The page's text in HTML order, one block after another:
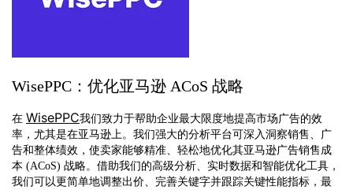
WisePPC：优化亚马逊 ACoS 战略
在 WisePPC我们致力于帮助企业最大限度地提高市场广告的效
率，尤其是在亚马逊上。我们强大的分析平台可深入洞察销售、广
告和整体绩效，使卖家能够精准、轻松地优化其亚马逊广告销售成
本 (ACoS) 战略。借助我们的高级分析、实时数据和智能优化工具，
我们可以更简单地调整出价、完善关键字并跟踪关键性能指标，最